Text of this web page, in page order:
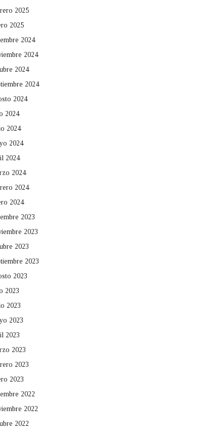
2025
2025
2024
2024
2024
2024
2024
2024
2024
2024
2024
2024
2024
2024
2023
2023
2023
2023
2023
2023
2023
2023
2023
2023
2023
2023
2022
2022
2022